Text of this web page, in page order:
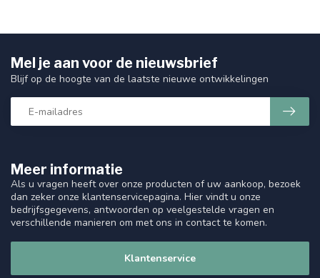
Meer informatie
Als u vragen heeft over onze producten of uw aankoop, bezoek
dan zeker onze klantenservicepagina. Hier vindt u onze
bedrijfsgegevens, antwoorden op veelgestelde vragen en
verschillende manieren om met ons in contact te komen.
Klantenservice
Mel je aan voor de nieuwsbrief
Blijf op de hoogte van de laatste nieuwe ontwikkelingen